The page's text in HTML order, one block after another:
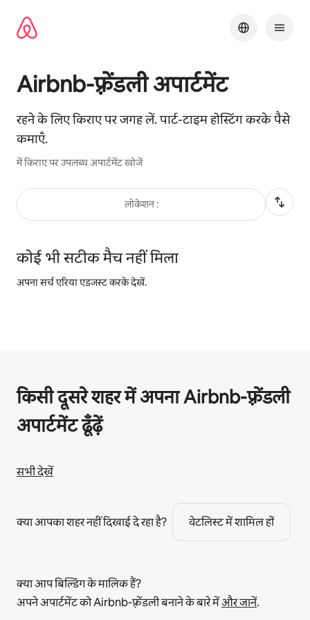
छोड़कर
सीधा
Airbnb-फ़्रेंडली अपार्टमेंट
रहने के लिए किराए पर जगह लें. पार्ट-टाइम होस्टिंग करके पैसे
कमाएँ.
में किराए पर उपलब्ध अपार्टमेंट खोजें
लोकेशन :
कोई भी सटीक मैच नहीं मिला
अपना सर्च एरिया एडजस्ट करके देखें.
किसी दूसरे शहर में अपना Airbnb-फ़्रेंडली
अपार्टमेंट ढूँढ़ें
सभी देखें
क्या आपका शहर नहीं दिखाई दे रहा है? वेटलिस्ट में शामिल हों
क्या आप बिल्डिंग के मालिक हैं?
अपने अपार्टमेंट को Airbnb-फ़्रेंडली बनाने के बारे मेंऔर जानें.